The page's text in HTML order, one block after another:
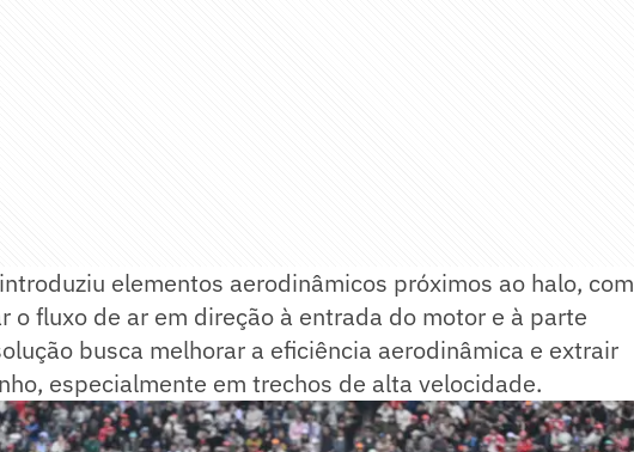
elementos aerodinâmicos próximos ao halo, com
o fluxo de ar em direção à entrada do motor e à parte
busca melhorar a eficiência aerodinâmica e extrair
especialmente em trechos de alta velocidade.